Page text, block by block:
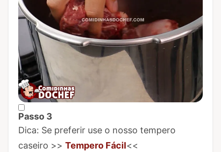
Passo 3
Marcar Passo 3 como concluído
Dica: Se preferir use o nosso tempero
caseiro >> Tempero Fácil<<